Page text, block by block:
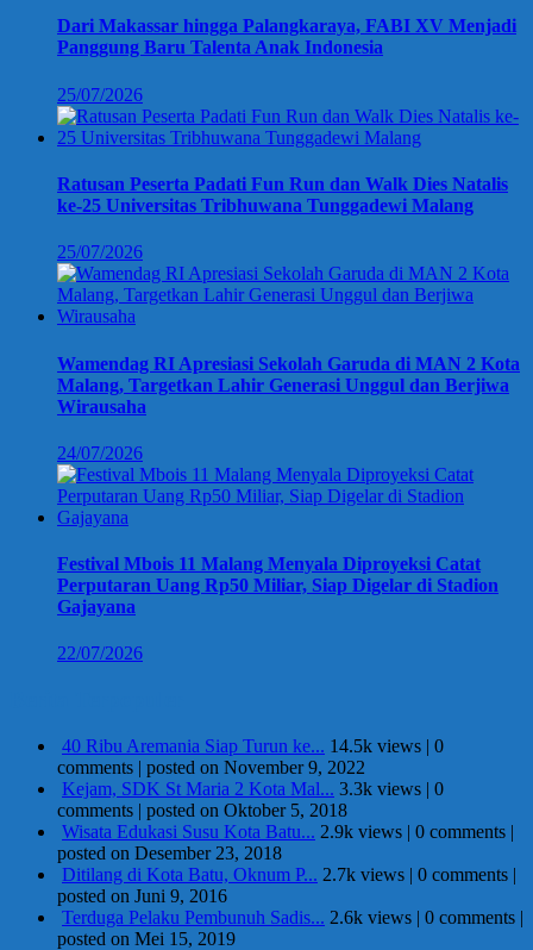
Dari Makassar hingga Palangkaraya, FABI XV Menjadi
Panggung Baru Talenta Anak Indonesia
25/07/2026
Ratusan Peserta Padati Fun Run dan Walk Dies Natalis
ke-25 Universitas Tribhuwana Tunggadewi Malang
25/07/2026
Wamendag RI Apresiasi Sekolah Garuda di MAN 2 Kota
Malang, Targetkan Lahir Generasi Unggul dan Berjiwa
Wirausaha
24/07/2026
Festival Mbois 11 Malang Menyala Diproyeksi Catat
Perputaran Uang Rp50 Miliar, Siap Digelar di Stadion
Gajayana
22/07/2026
40 Ribu Aremania Siap Turun ke... 14.5k views | 0
comments | posted on November 9, 2022
Kejam, SDK St Maria 2 Kota Mal... 3.3k views | 0
comments | posted on Oktober 5, 2018
Wisata Edukasi Susu Kota Batu... 2.9k views | 0 comments |
posted on Desember 23, 2018
Ditilang di Kota Batu, Oknum P... 2.7k views | 0 comments |
posted on Juni 9, 2016
Terduga Pelaku Pembunuh Sadis... 2.6k views | 0 comments |
posted on Mei 15, 2019